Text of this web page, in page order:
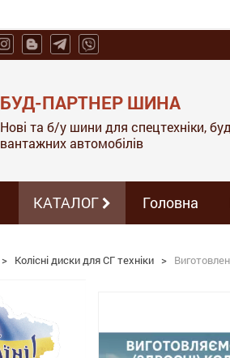
БУД-ПАРТНЕР ШИНА
Нові та б/у шини для спецтехніки,
вантажних автомобілів
КАТАЛОГ Головна
> Колісні диски для СГ техніки >